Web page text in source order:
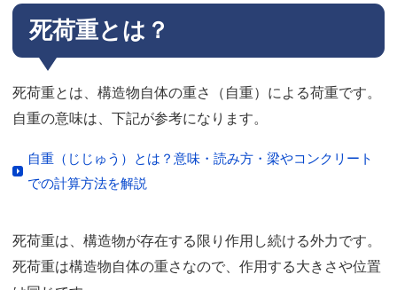
死荷重とは？
死荷重とは、構造物自体の重さ（自重）による荷重です。
自重の意味は、下記が参考になります。
自重（じじゅう）とは？意味・読み方・梁やコンクリート
での計算方法を解説
死荷重は、構造物が存在する限り作用し続ける外力です。
死荷重は構造物自体の重さなので、作用する大きさや位置